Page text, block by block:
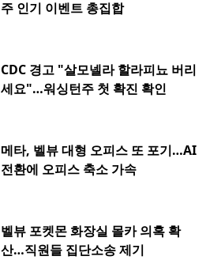
주 인기 이벤트 총집합
CDC 경고 "살모넬라 할라피뇨 버리
세요"…워싱턴주 첫 확진 확인
메타, 벨뷰 대형 오피스 또 포기…AI
전환에 오피스 축소 가속
벨뷰 포켓몬 화장실 몰카 의혹 확
산…직원들 집단소송 제기